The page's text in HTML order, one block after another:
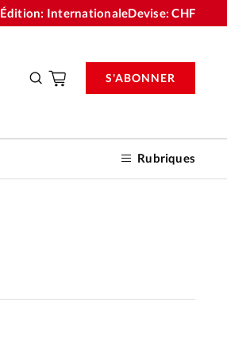
Édition: InternationaleDevise:CHF
Rubriques
S'ABONNER